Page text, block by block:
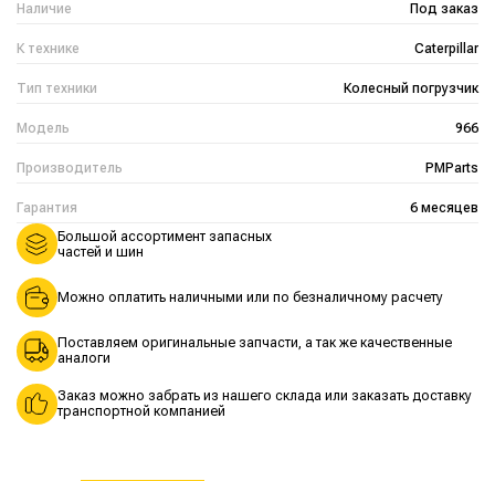
Наличие Под заказ
К технике Caterpillar
Тип техники Колесный погрузчик
Модель 966
Производитель PMParts
Гарантия 6 месяцев
Большой ассортимент запасных
частей и шин
Можно оплатить наличными или по безналичному расчету
Поставляем оригинальные запчасти, а так же качественные
аналоги
Заказ можно забрать из нашего склада или заказать доставку
транспортной компанией